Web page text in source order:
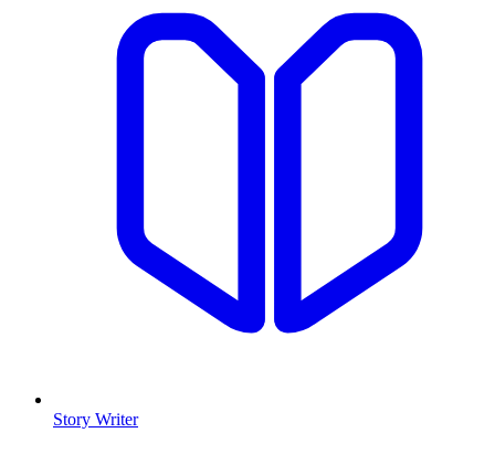
Story Writer